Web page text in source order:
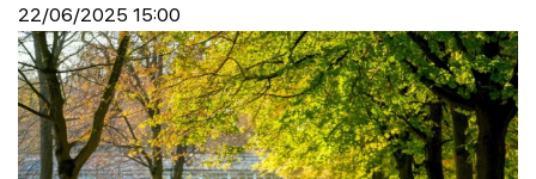
22/06/2025 15:00